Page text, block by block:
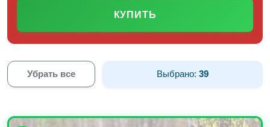
КУПИТЬ
Убрать все Выбрано:39